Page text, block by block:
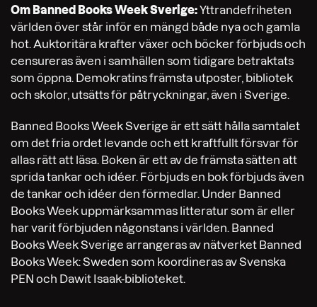
Om Banned Books Week Sverige:Yttrandefriheten
världen över står inför en mängd både nya och gamla
hot. Auktoritära krafter växer och böcker förbjuds och
censureras även i samhällen som tidigare betraktats
som öppna. Demokratins främsta utposter, bibliotek
och skolor, utsätts för påtryckningar, även i Sverige.
Banned Books Week Sverige är ett sätt hålla samtalet
om det fria ordet levande och ett kraftfullt försvar för
allas rätt att läsa. Boken är ett av de främsta sätten att
sprida tankar och idéer. Förbjuds en bok förbjuds även
de tankar och idéer den förmedlar. Under Banned
Books Week uppmärksammas litteratur som är eller
har varit förbjuden någonstans i världen. Banned
Books Week Sverige arrangeras av nätverket Banned
Books Week: Sweden som koordineras av Svenska
PEN och Dawit Isaak-biblioteket.